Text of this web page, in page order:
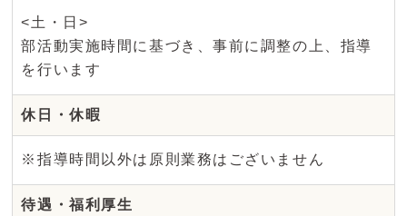
<土・日>
部活動実施時間に基づき、事前に調整の上、指導
を行います
休日・休暇
※指導時間以外は原則業務はございません
待遇・福利厚生